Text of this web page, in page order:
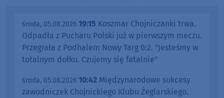
środa, 05.08.2026 19:15 Koszmar Chojniczanki trwa.
Odpadła z Pucharu Polski już w pierwszym meczu.
Przegrała z Podhalem Nowy Targ 0:2. "Jesteśmy w
totalnym dołku. Czujemy się fatalnie"
środa, 05.08.2026 10:42 Międzynarodowe sukcesy
zawodniczek Chojnickiego Klubu Żeglarskiego.